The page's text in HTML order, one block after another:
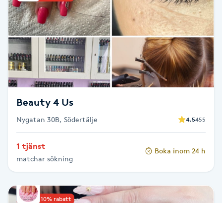
Nagelklippning
Nagelsvamp
Nageltrång
Nagelvård
Naglar borttagning
Naglar reparation
Naprapati
Beauty 4 Us
Nygatan 30B, Södertälje 4.5455
1 tjänst
matchar sökning
Boka inom 24 h
Upp till 10% rabatt